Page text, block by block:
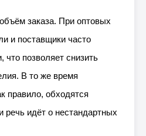
заказа. При оптовых
и поставщики часто
что позволяет снизить
В то же время
правило, обходятся
речь идёт о нестандартных